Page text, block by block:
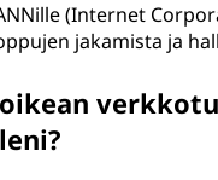
(Internet
jakamista ja